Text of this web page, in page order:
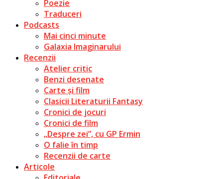
Poezie
Traduceri
Podcasts
Mai cinci minute
Galaxia Imaginarului
Recenzii
Atelier critic
Benzi desenate
Carte și film
Clasicii Literaturii Fantasy
Cronici de jocuri
Cronici de film
„Despre zei”, cu GP Ermin
O falie în timp
Recenzii de carte
Articole